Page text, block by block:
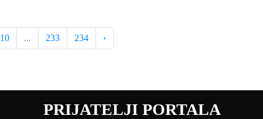
10 ... 233 234 ›
PRIJATELJI PORTALA